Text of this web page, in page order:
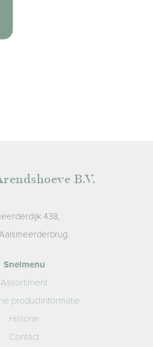
B.V.
438,
Snelmenu
Assortiment
productinformatie
Historie
Contact